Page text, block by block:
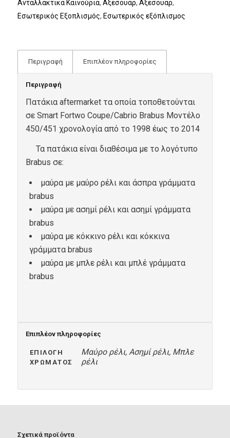
Ανταλλακτικά Καινούρια, Αξεσουάρ, Αξεσουάρ,
Εσωτερικός Εξοπλισμός, Εσωτερικός εξόπλισμος
Περιγραφή Επιπλέον πληροφορίες
Περιγραφή
Πατάκια aftermarket τα οποία τοποθετούνται
σε Smart Fortwo Coupe/Cabrio Brabus Μοντέλο
450/451 χρονολογία από το 1998 έως το 2014
Τα πατάκια είναι διαθέσιμα με το λογότυπο
Brabus σε:
μαύρα με μαύρο ρέλι και άσπρα γράμματα
brabus
μαύρα με ασημί ρέλι και ασημί γράμματα
brabus
μαύρα με κόκκινο ρέλι και κόκκινα
γράμματα brabus
μαύρα με μπλε ρέλι και μπλέ γράμματα
brabus
Επιπλέον πληροφορίες
ΕΠΙΛΟΓΉ
ΧΡΏΜΑΤΟΣ
Μαύρο ρέλι, Ασημί ρέλι, Μπλε
ρέλι
Σχετικά προϊόντα